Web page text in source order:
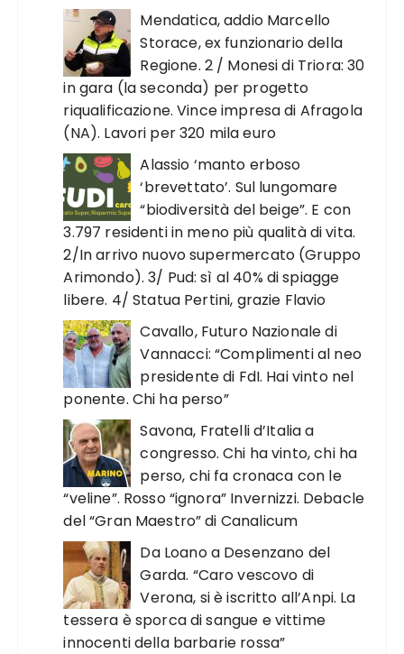
Mendatica, addio Marcello
Storace, ex funzionario della
Regione. 2 / Monesi di Triora: 30
in gara (la seconda) per progetto
riqualificazione. Vince impresa di Afragola
(NA). Lavori per 320 mila euro
Alassio ‘manto erboso
‘brevettato’. Sul lungomare
“biodiversità del beige”. E con
3.797 residenti in meno più qualità di vita.
2/In arrivo nuovo supermercato (Gruppo
Arimondo). 3/ Pud: sì al 40% di spiagge
libere. 4/ Statua Pertini, grazie Flavio
Cavallo, Futuro Nazionale di
Vannacci: “Complimenti al neo
presidente di FdI. Hai vinto nel
ponente. Chi ha perso”
Savona, Fratelli d’Italia a
congresso. Chi ha vinto, chi ha
perso, chi fa cronaca con le
“veline”. Rosso “ignora” Invernizzi. Debacle
del “Gran Maestro” di Canalicum
Da Loano a Desenzano del
Garda. “Caro vescovo di
Verona, si è iscritto all’Anpi. La
tessera è sporca di sangue e vittime
innocenti della barbarie rossa”